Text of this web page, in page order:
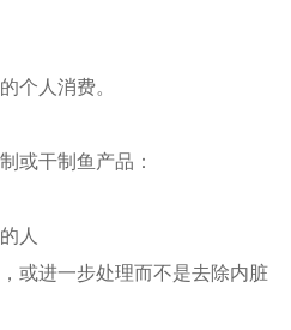
个人消费。
或干制鱼产品：
人
或进一步处理而不是去除内脏